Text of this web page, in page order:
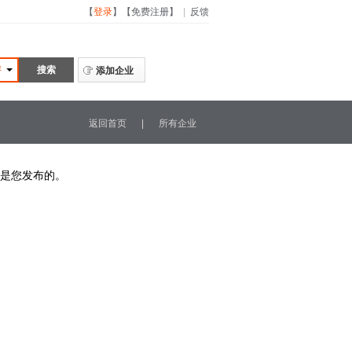
【登录】 【免费注册】 反馈
添加企业
返回首页 所有企业
您发布的。